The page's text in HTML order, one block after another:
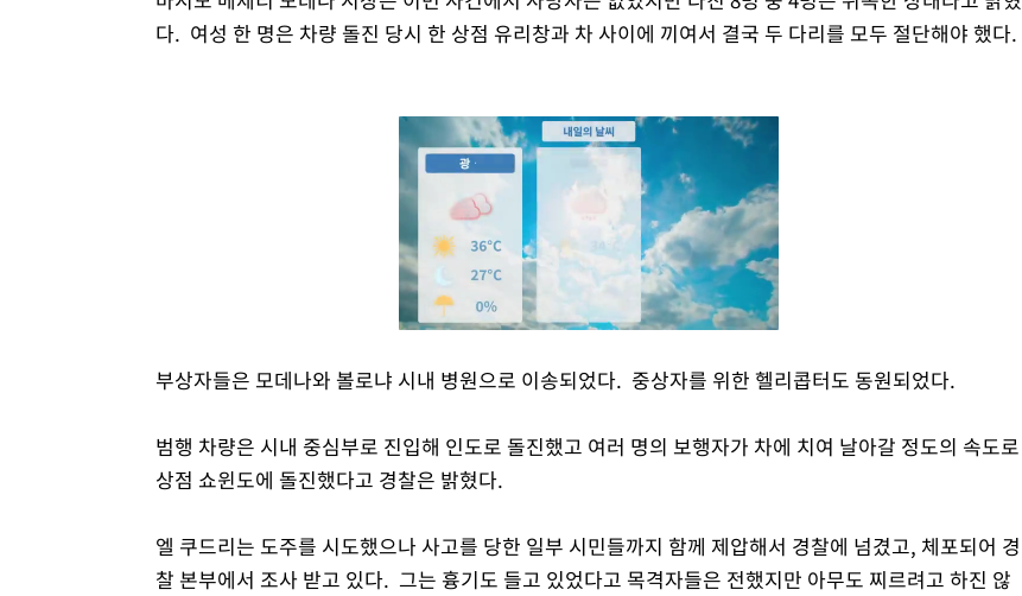
다. 여성 한 명은 차량 돌진 당시 한 상점 유리창과 차 사이에 끼여서 결국 두 다리를 모두 절단해야 했다.
부상자들은 모데나와 볼로냐 시내 병원으로 이송되었다. 중상자를 위한 헬리콥터도 동원되었다.
범행 차량은 시내 중심부로 진입해 인도로 돌진했고 여러 명의 보행자가 차에 치여 날아갈 정도의 속도로
상점 쇼윈도에 돌진했다고 경찰은 밝혔다.
엘 쿠드리는 도주를 시도했으나 사고를 당한 일부 시민들까지 함께 제압해서 경찰에 넘겼고, 체포되어 경
찰 본부에서 조사 받고 있다. 그는 흉기도 들고 있었다고 목격자들은 전했지만 아무도 찌르려고 하진 않